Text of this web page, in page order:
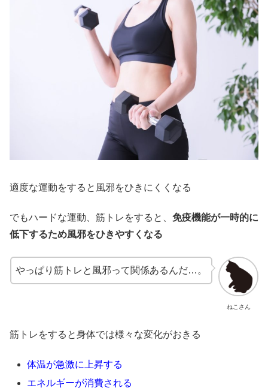
適度な運動をすると風邪をひきにくくなる
でもハードな運動、筋トレをすると、 免疫機能が一時的に
低下するため風邪をひきやすくなる
ねこさん
やっぱり筋トレと風邪って関係あるんだ…。
筋トレをすると身体では様々な変化がおきる
体温が急激に上昇する
エネルギーが消費される